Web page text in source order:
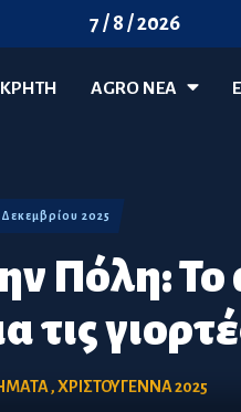
7 / 8 / 2026
ΚΡΗΤΗ AGRO ΝΈΑ
Πόλη:
τις
2025
,ΧΡΙΣΤΟΥΓΕΝΝΑ 2025